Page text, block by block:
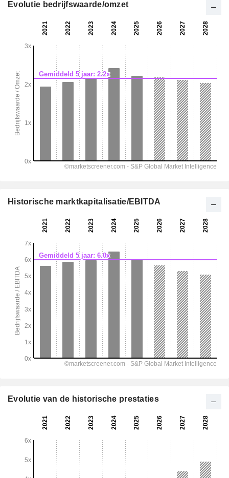
Evolutie bedrijfswaarde/omzet
Historische marktkapitalisatie/EBITDA
Evolutie van de historische prestaties